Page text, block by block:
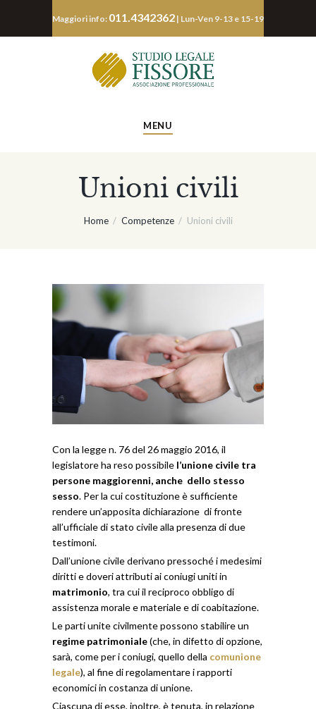
Maggiori info: 011.4342362 | Lun-Ven 9-13 e 15-19
MENU
Unioni civili
Home Competenze Unioni civili
Con la legge n. 76 del 26 maggio 2016, il
legislatore ha reso possibile l’unione civile tra
persone maggiorenni, anche dello stesso
sesso. Per la cui costituzione è sufficiente
rendere un’apposita dichiarazione di fronte
all’ufficiale di stato civile alla presenza di due
testimoni.
Dall’unione civile derivano pressoché i medesimi
diritti e doveri attributi ai coniugi uniti in
matrimonio, tra cui il reciproco obbligo di
assistenza morale e materiale e di coabitazione.
Le parti unite civilmente possono stabilire un
regime patrimoniale(che, in difetto di opzione,
sarà, come per i coniugi, quello della comunione
legale), al fine di regolamentare i rapporti
economici in costanza di unione.
Ciascuna di esse, inoltre, è tenuta, in relazione